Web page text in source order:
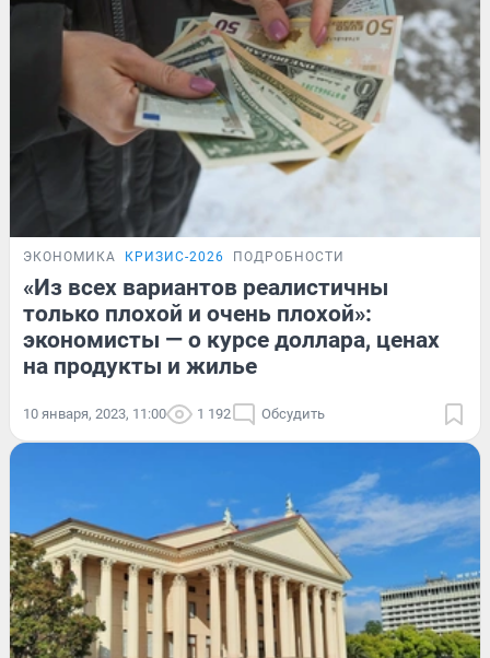
ЭКОНОМИКА КРИЗИС-2026 ПОДРОБНОСТИ
«Из всех вариантов реалистичны
только плохой и очень плохой»:
экономисты — о курсе доллара, ценах
на продукты и жилье
10 января, 2023, 11:00 1 192 Обсудить